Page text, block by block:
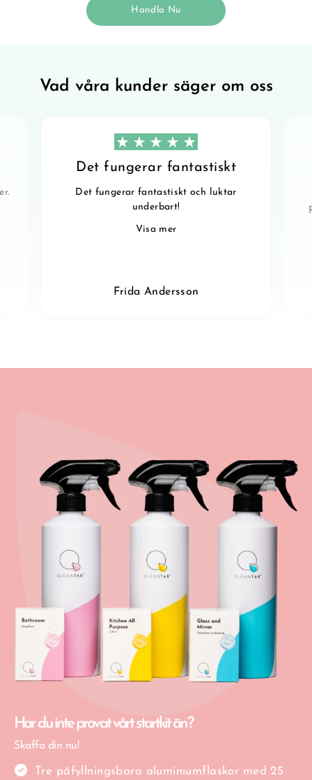
Handla Nu
Vad våra kunder säger om oss
Det fungerar fantastiskt
Det fungerar fantastiskt och luktar
underbart!
Visa mer
Frida Andersson
Har du inte provat vårt startkit än?
Skaffa din nu!
Tre påfyllningsbara aluminiumflaskor med 25